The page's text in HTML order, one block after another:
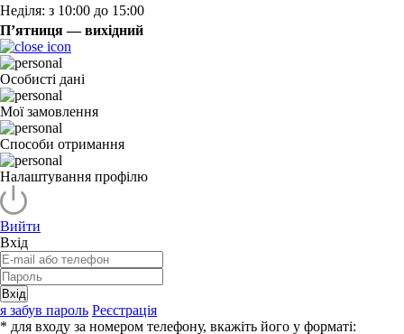
Неділя: з 10:00 до 15:00
П’ятниця — вихідний
Особисті дані
Мої замовлення
Способи отримання
Налаштування профілю
Вийти
Вхід
Вхід
я забув пароль Реєстрація
* для входу за номером телефону, вкажіть його у форматі: